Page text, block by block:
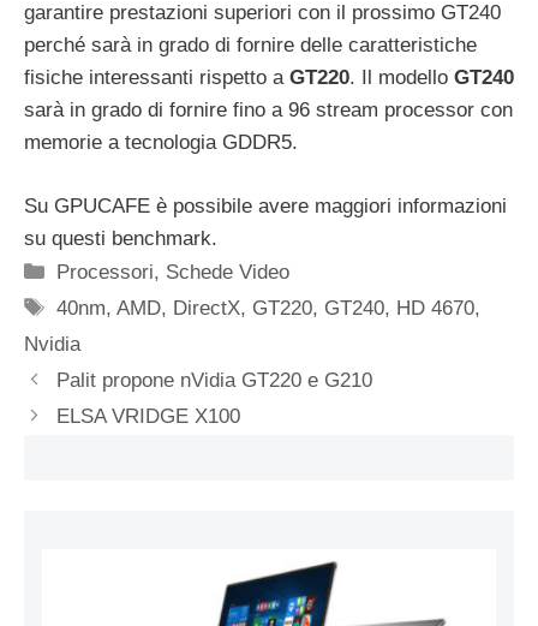
garantire prestazioni superiori con il prossimo GT240
perché sarà in grado di fornire delle caratteristiche
fisiche interessanti rispetto a GT220. Il modello GT240
sarà in grado di fornire fino a 96 stream processor con
memorie a tecnologia GDDR5.
Su GPUCAFE è possibile avere maggiori informazioni
su questi benchmark.
Categorie
Processori, Schede Video
Tag
40nm,AMD, DirectX, GT220, GT240, HD 4670,
Nvidia
Palit propone nVidia GT220 e G210
ELSA VRIDGE X100